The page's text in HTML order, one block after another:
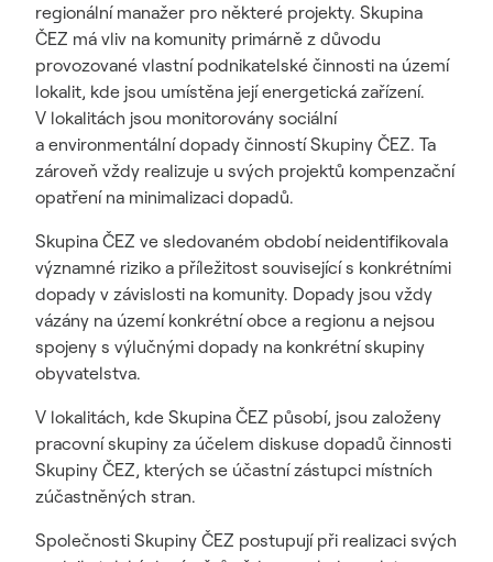
regionální manažer pro některé projekty. Skupina
ČEZ má vliv na komunity primárně z důvodu
provozované vlastní podnikatelské činnosti na území
lokalit, kde jsou umístěna její energetická zařízení.
V lokalitách jsou monitorovány sociální
a environmentální dopady činností Skupiny ČEZ. Ta
zároveň vždy realizuje u svých projektů kompenzační
opatření na minimalizaci dopadů.
Skupina ČEZ ve sledovaném období neidentifikovala
významné riziko a příležitost související s konkrétními
dopady v závislosti na komunity. Dopady jsou vždy
vázány na území konkrétní obce a regionu a nejsou
spojeny s výlučnými dopady na konkrétní skupiny
obyvatelstva.
V lokalitách, kde Skupina ČEZ působí, jsou založeny
pracovní skupiny za účelem diskuse dopadů činnosti
Skupiny ČEZ, kterých se účastní zástupci místních
zúčastněných stran.
Společnosti Skupiny ČEZ postupují při realizaci svých